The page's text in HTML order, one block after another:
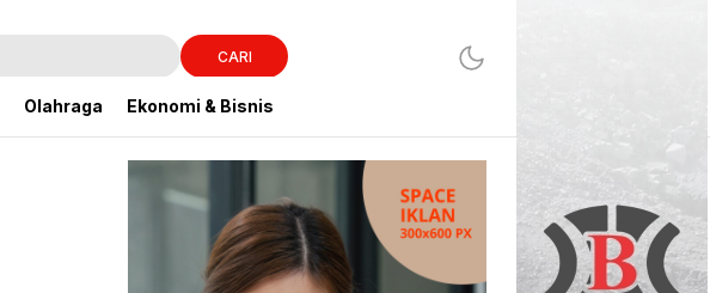
CARI
Olahraga Ekonomi & Bisnis